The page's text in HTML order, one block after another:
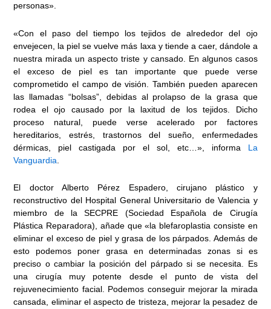
personas».
«Con el paso del tiempo los tejidos de alrededor del ojo
envejecen, la piel se vuelve más laxa y tiende a caer, dándole a
nuestra mirada un aspecto triste y cansado. En algunos casos
el exceso de piel es tan importante que puede verse
comprometido el campo de visión. También pueden aparecen
las llamadas “bolsas”, debidas al prolapso de la grasa que
rodea el ojo causado por la laxitud de los tejidos. Dicho
proceso natural, puede verse acelerado por factores
hereditarios, estrés, trastornos del sueño, enfermedades
dérmicas, piel castigada por el sol, etc…», informa La
Vanguardia
El doctor Alberto Pérez Espadero, cirujano plástico y
reconstructivo del Hospital General Universitario de Valencia y
miembro de la SECPRE (Sociedad Española de Cirugía
Plástica Reparadora), añade que «la blefaroplastia consiste en
eliminar el exceso de piel y grasa de los párpados. Además de
esto podemos poner grasa en determinadas zonas si es
preciso o cambiar la posición del párpado si se necesita. Es
una cirugía muy potente desde el punto de vista del
rejuvenecimiento facial. Podemos conseguir mejorar la mirada
cansada, eliminar el aspecto de tristeza, mejorar la pesadez de